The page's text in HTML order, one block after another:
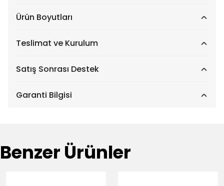
Ürün Boyutları
Teslimat ve Kurulum
Satış Sonrası Destek
Garanti Bilgisi
Benzer Ürünler